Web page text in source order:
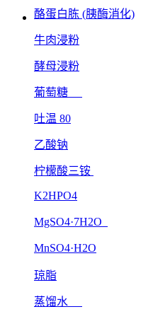
酪蛋白胨 (胰酶消化)
牛肉浸粉
酵母浸粉
葡萄糖
吐温 80
乙酸钠
柠檬酸三铵
K2HPO4
MgSO4·7H2O
MnSO4·H2O
琼脂
蒸馏水